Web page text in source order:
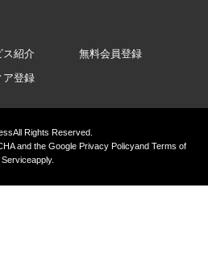
ス紹介
無料会員登録
ア登録
All Rights Reserved.
and the GooglePrivacy Policyand Terms of
Serviceapply.